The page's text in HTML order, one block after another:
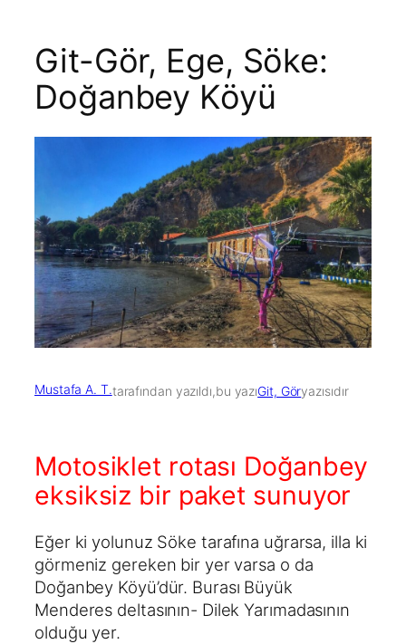
Git-Gör, Ege, Söke:
Doğanbey Köyü
Mustafa A. T.tarafından yazıldı,bu yazıGit, Göryazısıdır
Motosiklet rotası Doğanbey
eksiksiz bir paket sunuyor
Eğer ki yolunuz Söke tarafına uğrarsa, illa ki
görmeniz gereken bir yer varsa o da
Doğanbey Köyü’dür. Burası Büyük
Menderes deltasının- Dilek Yarımadasının
olduğu yer.